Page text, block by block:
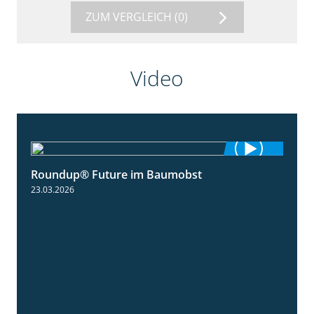
ZUM VERGLEICH (0)
Video
Roundup® Future im Baumobst
23.03.2026